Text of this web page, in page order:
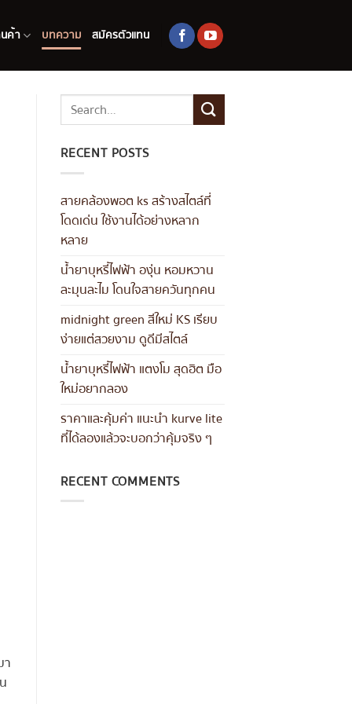
ค้า บทความ สมัครตัวแทน
RECENT POSTS
สายคล้องพอต ks สร้างสไตล์ที่
โดดเด่น ใช้งานได้อย่างหลาก
หลาย
น้ำยาบุหรี่ไฟฟ้า องุ่น หอมหวาน
ละมุนละไม โดนใจสายควันทุกคน
midnight green สีใหม่ KS เรียบ
ง่ายแต่สวยงาม ดูดีมีสไตล์
น้ำยาบุหรี่ไฟฟ้า แตงโม สุดฮิต มือ
ใหม่อยากลอง
ราคาและคุ้มค่า แนะนำ kurve lite
ที่ได้ลองแล้วจะบอกว่าคุ้มจริง ๆ
RECENT COMMENTS